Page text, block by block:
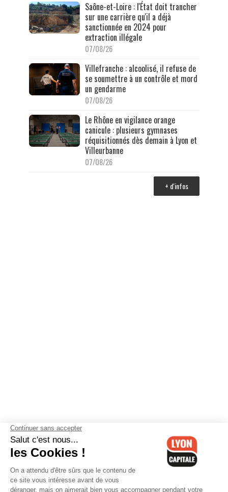
Saône-et-Loire : l'État doit trancher
sur une carrière qu'il a déjà
sanctionnée en 2024 pour
extraction illégale
07/08/26
Villefranche : alcoolisé, il refuse de
se soumettre à un contrôle et mord
un gendarme
07/08/26
Le Rhône en vigilance orange
canicule : plusieurs gymnases
réquisitionnés dès demain à Lyon et
Villeurbanne
07/08/26
+ d'infos